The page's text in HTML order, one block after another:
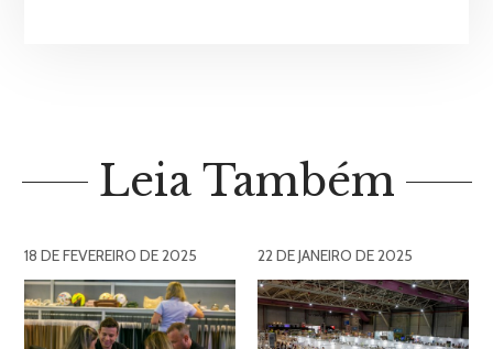
Leia Também
18 DE FEVEREIRO DE 2025 22 DE JANEIRO DE 2025